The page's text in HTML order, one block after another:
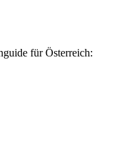
für Österreich: